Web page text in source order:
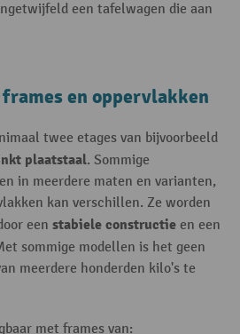
een tafelwagen die aan
en oppervlakken
twee etages van bijvoorbeeld
plaatstaal. Sommige
in meerdere maten en varianten,
kan verschillen. Ze worden
een stabiele constructie en een
sommige modellen is het geen
meerdere honderden kilo's te
met frames van: